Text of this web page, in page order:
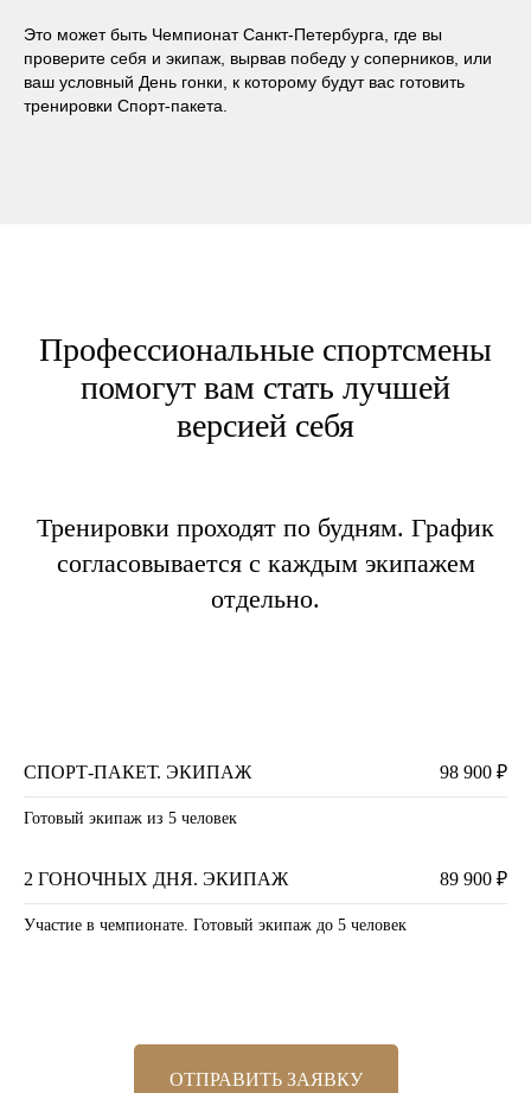
Это может быть Чемпионат Санкт-Петербурга, где вы
проверите себя и экипаж, вырвав победу у соперников, или
ваш условный День гонки, к которому будут вас готовить
тренировки Спорт-пакета.
Профессиональные спортсмены
помогут вам стать лучшей
версией себя
Тренировки проходят по будням. График
согласовывается с каждым экипажем
отдельно.
СПОРТ-ПАКЕТ. ЭКИПАЖ 98 900 ₽
Готовый экипаж из 5 человек
2 ГОНОЧНЫХ ДНЯ. ЭКИПАЖ 89 900 ₽
Участие в чемпионате. Готовый экипаж до 5 человек
ОТПРАВИТЬ ЗАЯВКУ